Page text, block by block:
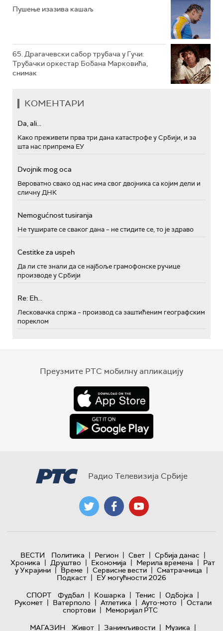
Пушење изазива кашаљ
65. Драгачевски сабор трубача у Гучи:
Трубачки оркестар Бобана Марковића,
снимак
КОМЕНТАРИ
Da, ali...
Како преживети прва три дана катастрофе у Србији, и за
шта нас припрема ЕУ
Dvojnik mog oca
Вероватно свако од нас има свог двојника са којим дели и
сличну ДНК
Nemogućnost tusiranja
Не туширате се сваког дана – не стидите се, то је здраво
Cestitke za uspeh
Да ли сте знали да се најбоље грамофонске ручице
производе у Србији
Re: Eh...
Лесковачка спржа – производ са заштићеним географским
пореклом
Преузмите РТС мобилну апликацију
Радио Телевизија Србије
ВЕСТИ Политика | Регион | Свет | Србија данас |
Хроника | Друштво | Економија | Мерила времена | Рат
у Украјини | Време | Сервисне вести | Сматрачница |
Подкаст | ЕУ могућности 2026
СПОРТ
Фудбал | Кошарка | Тенис | Одбојка |
Рукомет | Ватерполо | Атлетика | Ауто-мото | Остали
спортови | Меморијал РТС
МАГАЗИН
Живот | Занимљивости | Музика |